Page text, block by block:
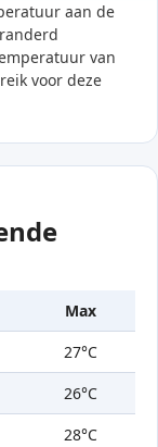
aan de
van
voor deze
Max
27°C
26°C
28°C